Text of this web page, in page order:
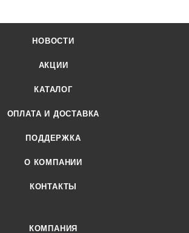
НОВОСТИ
АКЦИИ
КАТАЛОГ
ОПЛАТА И ДОСТАВКА
ПОДДЕРЖКА
О КОМПАНИИ
КОНТАКТЫ
КОМПАНИЯ